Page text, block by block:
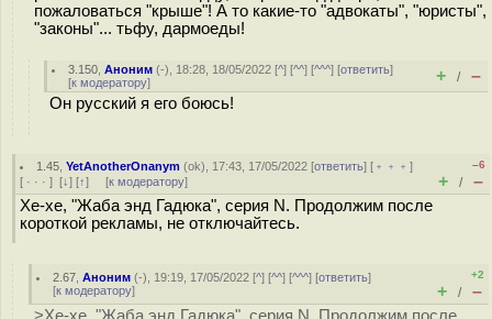
пожаловаться "крыше"! А то какие-то "адвокаты", "юристы",
"законы"... тьфу, дармоеды!
3.150 ,Аноним (-), 18:28, 18/05/2022 [^] [^^] [^^^] [ответить]
[к модератору] + / –
Он русский я его боюсь!
1.45 ,YetAnotherOnanym (ok), 17:43, 17/05/2022 [ответить] [ ﹢﹢﹢]
[ · · · ] [↓] [↑] [к модератору]
–6
+ / –
Хе-хе, "Жаба энд Гадюка", серия N. Продолжим после
короткой рекламы, не отключайтесь.
2.67 ,Аноним (-), 19:19, 17/05/2022 [^] [^^] [^^^] [ответить]
[к модератору]
+2
+ / –